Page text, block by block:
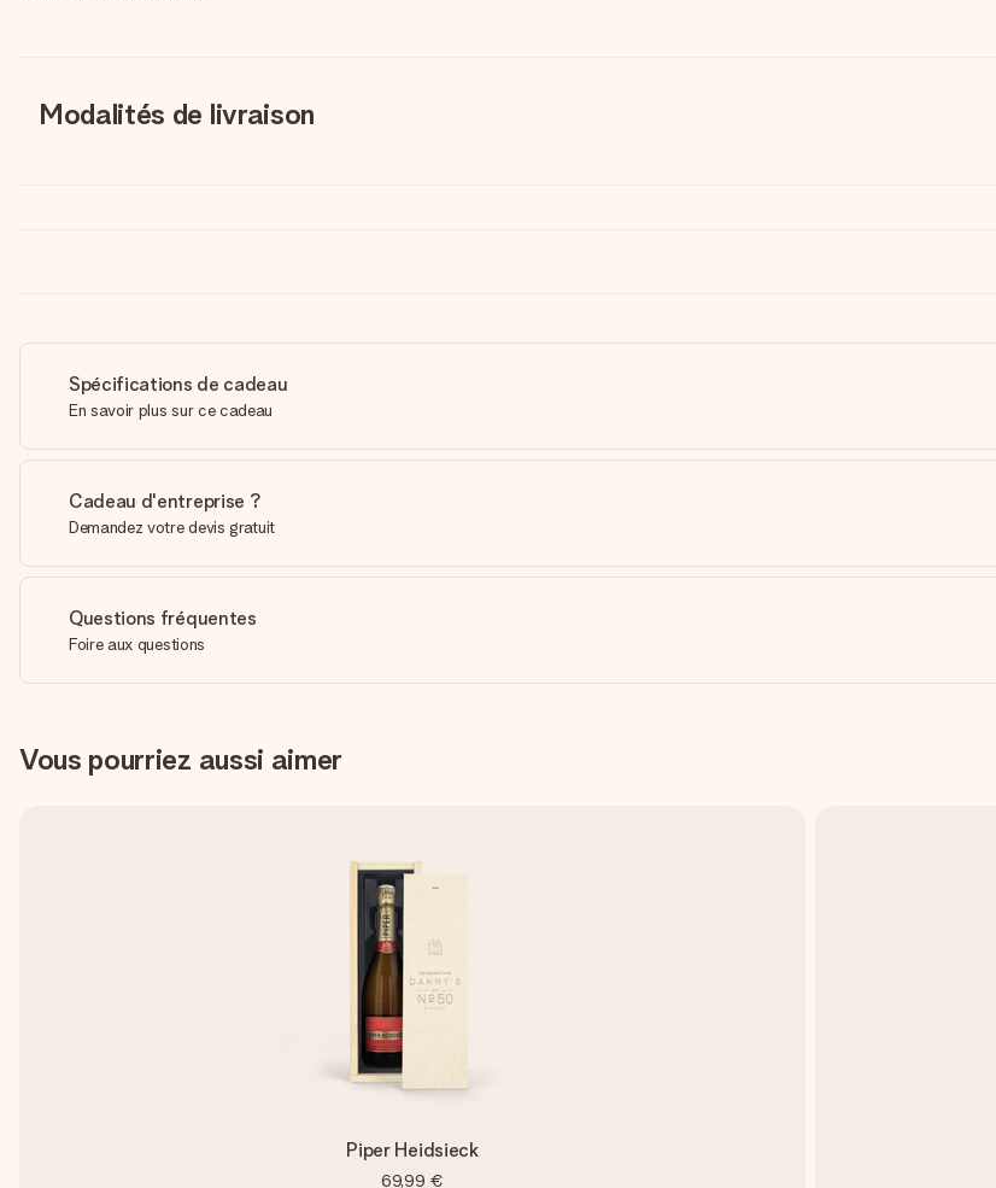
Modalités de livraison
Spécifications de cadeau
En savoir plus sur ce cadeau
Cadeau d'entreprise ?
Demandez votre devis gratuit
Questions fréquentes
Foire aux questions
Vous pourriez aussi aimer
Piper Heidsieck
69,99 €